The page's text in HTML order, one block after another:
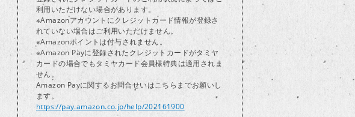
利用いただけない場合があります。
※Amazonアカウントにクレジットカード情報が登録さ
れていない場合はご利用いただけません。
※Amazonポイントは付与されません。
※Amazon Payに登録されたクレジットカードがタミヤ
カードの場合でもタミヤカード会員様特典は適用されま
せん。
Amazon Payに関するお問合せいはこちらまでお願いし
ます。
https://pay.amazon.co.jp/help/202161900